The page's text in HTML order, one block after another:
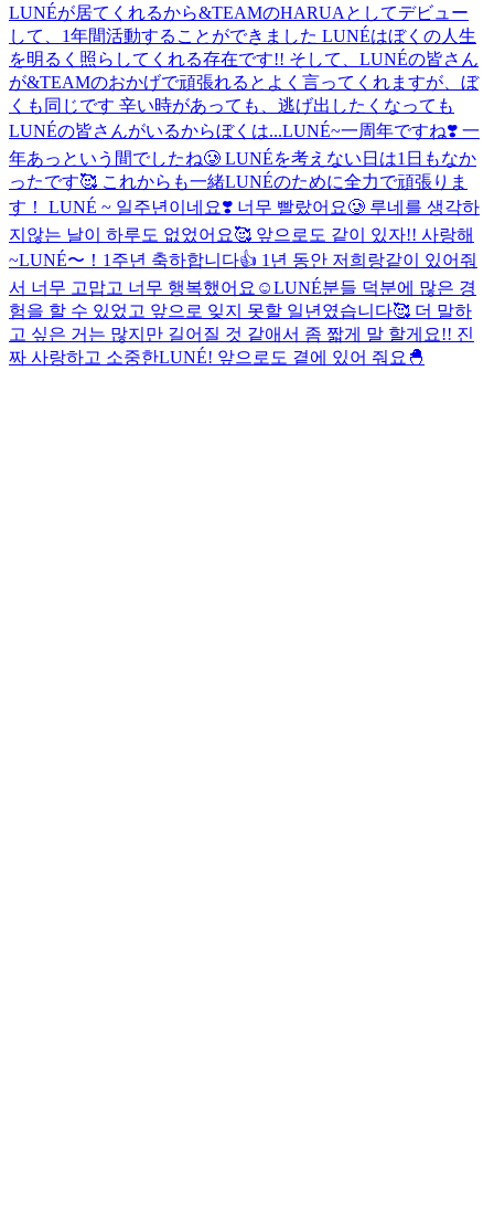
LUNÉが居てくれるから&TEAMのHARUAとしてデビュー
して、1年間活動することができました LUNÉはぼくの人生
を明るく照らしてくれる存在です!! そして、LUNÉの皆さん
が&TEAMのおかげで頑張れるとよく言ってくれますが、ぼ
くも同じです 辛い時があっても、逃げ出したくなっても
LUNÉの皆さんがいるからぼくは...LUNÉ~一周年ですね❣️ 一
年あっという間でしたね🥲 LUNÉを考えない日は1日もなか
ったです🥰 これからも一緒LUNÉのために全力で頑張りま
す！ LUNÉ ~ 일주년이네요❣️ 너무 빨랐어요🥲 루네를 생각하
지않는 날이 하루도 없었어요🥰 앞으로도 같이 있자!! 사랑해
~LUNÉ〜！1주년 축하합니다👍 1년 동안 저희랑같이 있어줘
서 너무 고맙고 너무 행복했어요☺️LUNÉ분들 덕분에 많은 경
험을 할 수 있었고 앞으로 잊지 못할 일년였습니다🥰 더 말하
고 싶은 거는 많지만 길어질 것 같애서 좀 짧게 말 할게요!! 진
짜 사랑하고 소중한LUNÉ! 앞으로도 곁에 있어 줘요🐣